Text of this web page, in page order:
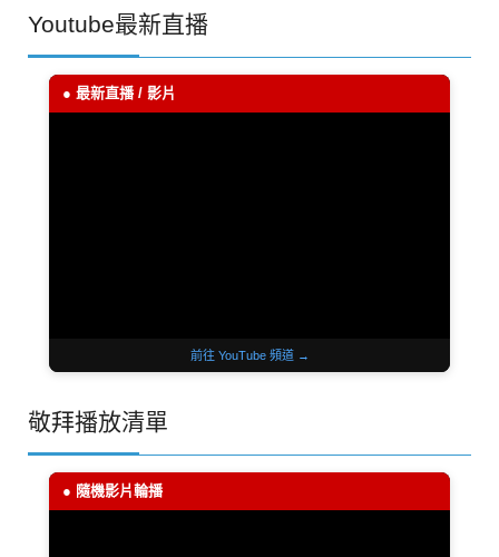
Youtube最新直播
● 最新直播 / 影片
前往 YouTube 頻道 →
敬拜播放清單
● 隨機影片輪播